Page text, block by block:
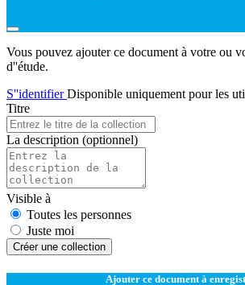
Vous pouvez ajouter ce document à votre ou
d''étude.
S''identifierDisponible uniquement pour les
Titre
La description (optionnel)
Visible à
Toutes les personnes
Juste moi
Créer une collection
Ajouter ce document à